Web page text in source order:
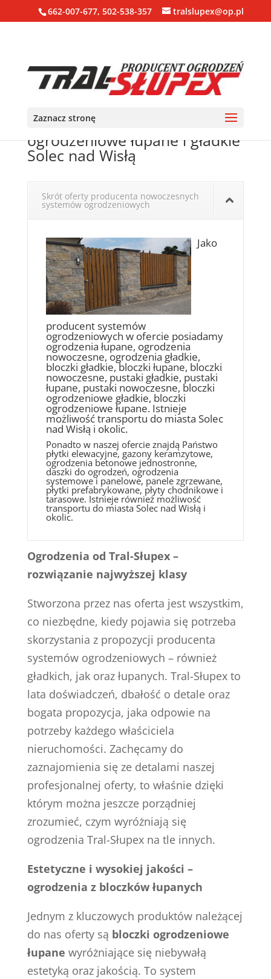
662-007-677, 502-538-357 tralslupex@op.pl
Zaznacz stronę
Ogrodzenia, bloczki, pustaki
ogrodzeniowe łupane i gładkie
Solec nad Wisłą
Skrót oferty producenta nowoczesnych
systemów ogrodzeniowych
Jako
producent systemów
ogrodzeniowych w ofercie posiadamy
ogrodzenia łupane, ogrodzenia
nowoczesne, ogrodzenia gładkie,
bloczki gładkie, bloczki łupane, bloczki
nowoczesne, pustaki gładkie, pustaki
łupane, pustaki nowoczesne, bloczki
ogrodzeniowe gładkie, bloczki
ogrodzeniowe łupane. Istnieje
możliwość transportu do miasta Solec
nad Wisłą i okolic.
Ponadto w naszej ofercie znajdą Państwo
płytki elewacyjne, gazony keramzytowe,
ogrodzenia betonowe jednostronne,
daszki do ogrodzeń, ogrodzenia
systemowe i panelowe, panele zgrzewane,
płytki prefabrykowane, płyty chodnikowe i
tarasowe. Istnieje również możliwość
transportu do miasta Solec nad Wisłą i
okolic.
Ogrodzenia od Tral-Słupex –
rozwiązanie najwyższej klasy
Stworzona przez nas oferta jest wszystkim,
co niezbędne, kiedy pojawia się potrzeba
skorzystania z propozycji producenta
systemów ogrodzeniowych – również
gładkich, jak oraz łupanych. Tral-Słupex to
lata doświadczeń, dbałość o detale oraz
bogata propozycja, jaka odpowie na
potrzeby każdego właściciela
nieruchomości. Zachęcamy do
zaznajomienia się ze detalami naszej
profesjonalnej oferty, to właśnie dzięki
którym można jeszcze porządniej
zrozumieć, czym wyróżniają się
ogrodzenia Tral-Słupex na tle innych.
Estetyczne i wysokiej jakości –
ogrodzenia z bloczków łupanych
Jednym z kluczowych produktów należącej
do nas oferty są bloczki ogrodzeniowe
łupane wyróżniające się niebywałą
estetyką oraz jakością. To system